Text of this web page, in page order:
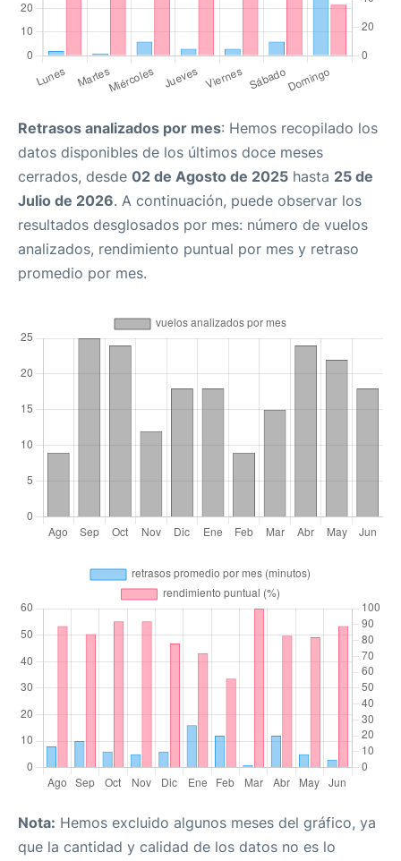
Retrasos analizados por mes: Hemos recopilado los
datos disponibles de los últimos doce meses
cerrados, desde 02 de Agosto de 2025 hasta 25 de
Julio de 2026. A continuación, puede observar los
resultados desglosados por mes: número de vuelos
analizados, rendimiento puntual por mes y retraso
promedio por mes.
Nota: Hemos excluido algunos meses del gráfico, ya
que la cantidad y calidad de los datos no es lo